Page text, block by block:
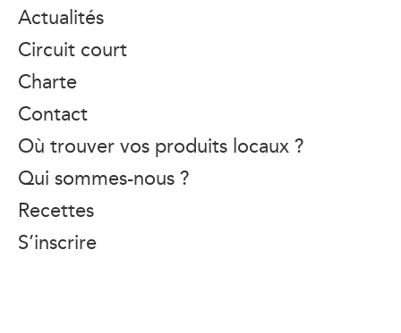
Actualités
Circuit court
Charte
Contact
Où trouver vos produits locaux ?
Qui sommes-nous ?
Recettes
S’inscrire